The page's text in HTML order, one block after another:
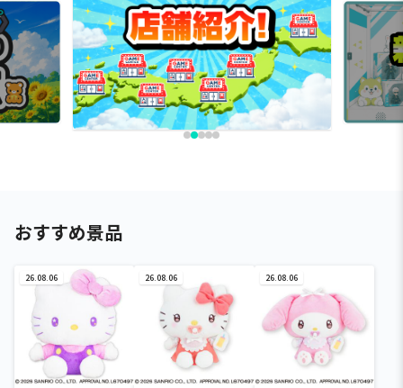
おすすめ景品
26.08.06 26.08.06 26.08.06